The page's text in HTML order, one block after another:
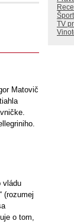
Matovič
vládu
(rozumej
o tom,
Šport
TV